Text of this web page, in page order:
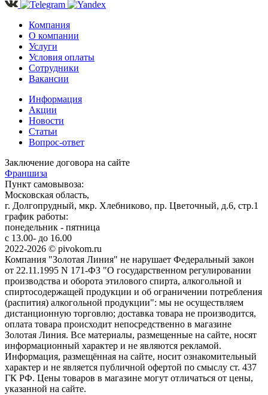
Компания
О компании
Услуги
Условия оплаты
Сотрудники
Вакансии
Информация
Акции
Новости
Статьи
Вопрос-ответ
Заключение договора на сайте
Франшиза
Пункт самовывоза:
Московская область,
г. Долгопрудный, мкр. Хлебниково, пр. Цветочный, д.6, стр.1
график работы:
понедельник - пятница
с 13.00- до 16.00
2022-2026 © pivokom.ru
Компания "Золотая Линия" не нарушает Федеральный закон
от 22.11.1995 N 171-ФЗ "О государственном регулировании
производства и оборота этилового спирта, алкогольной и
спиртосодержащей продукции и об ограничении потребления
(распития) алкогольной продукции": мы не осуществляем
дистанционную торговлю; доставка товара не производится,
оплата товара происходит непосредственно в магазине
Золотая Линия. Все материалы, размещенные на сайте, носят
информационный характер и не являются рекламой.
Информация, размещённая на сайте, носит ознакомительный
характер и не является публичной офертой по смыслу ст. 437
ГК РФ. Цены товаров в магазине могут отличаться от цены,
указанной на сайте.